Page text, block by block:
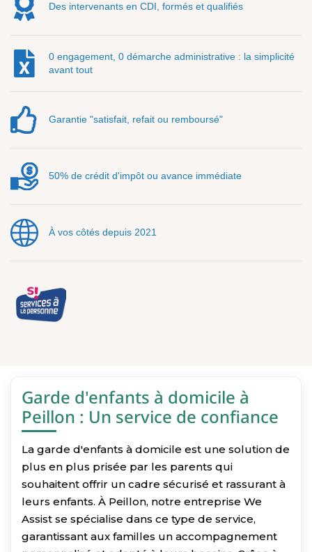
Des intervenants en CDI, formés et qualifiés
0 engagement, 0 démarche administrative : la simplicité
avant tout
Garantie "satisfait, refait ou remboursé"
50% de crédit d'impôt ou avance immédiate
À vos côtés depuis 2021
Garde d'enfants à domicile à
Peillon : Un service de confiance
La garde d'enfants à domicile est une solution de
plus en plus prisée par les parents qui
souhaitent offrir un cadre sécurisé et rassurant à
leurs enfants. À Peillon, notre entreprise We
Assist se spécialise dans ce type de service,
garantissant aux familles un accompagnement